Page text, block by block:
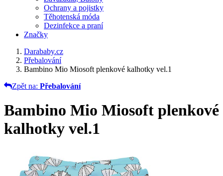
Ochrany a pojistky
Těhotenská móda
Dezinfekce a praní
Značky
Darababy.cz
Přebalování
Bambino Mio Miosoft plenkové kalhotky vel.1
Zpět na: Přebalování
Bambino Mio Miosoft plenkové
kalhotky vel.1